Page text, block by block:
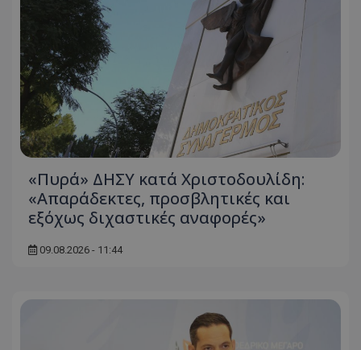
«Πυρά» ΔΗΣΥ κατά Χριστοδουλίδη:
«Απαράδεκτες, προσβλητικές και
εξόχως διχαστικές αναφορές»
09.08.2026 - 11:44